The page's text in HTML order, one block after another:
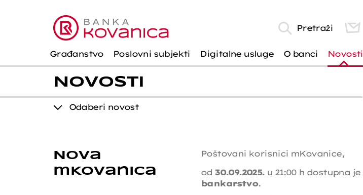
Pretraži
Građanstvo Poslovni subjekti Digitalne usluge O banci Novosti
Novosti
Odaberi novost
Nova
mKovanica
Poštovani korisnici mKovanice,
od 30.09.2025.u 21:00 h dostupna je
bankarstvo.